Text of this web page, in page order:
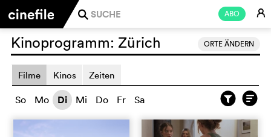
ABO E
j
ORTE ÄNDERN
Kinoprogramm: Zürich
Filme Kinos Zeiten
So Mo Di Mi Do Fr Sa